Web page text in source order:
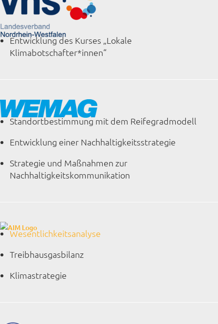
Entwicklung des Kurses „Lokale
Klimabotschafter*innen“
Standortbestimmung mit dem Reifegradmodell
Entwicklung einer Nachhaltigkeitsstrategie
Strategie und Maßnahmen zur
Nachhaltigkeitskommunikation
Wesentlichkeitsanalyse
Treibhausgasbilanz
Klimastrategie